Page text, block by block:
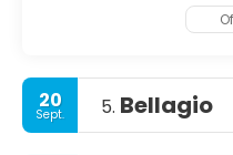
20
Sept. 5. Bellagio